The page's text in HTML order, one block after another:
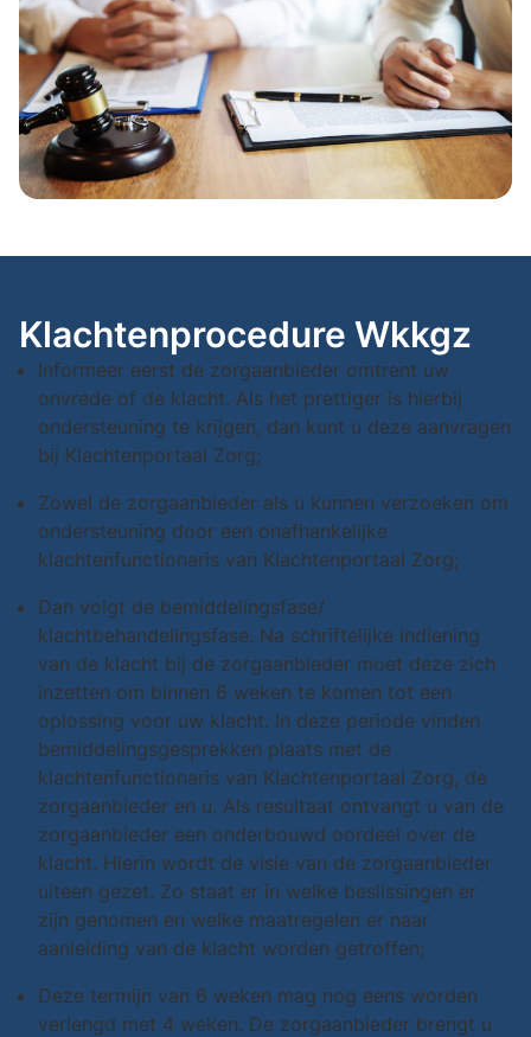
Klachtenprocedure Wkkgz
Informeer eerst de zorgaanbieder omtrent uw
onvrede of de klacht. Als het prettiger is hierbij
ondersteuning te krijgen, dan kunt u deze aanvragen
bij Klachtenportaal Zorg;
Zowel de zorgaanbieder als u kunnen verzoeken om
ondersteuning door een onafhankelijke
klachtenfunctionaris van Klachtenportaal Zorg;
Dan volgt de bemiddelingsfase/
klachtbehandelingsfase. Na schriftelijke indiening
van de klacht bij de zorgaanbieder moet deze zich
inzetten om binnen 6 weken te komen tot een
oplossing voor uw klacht. In deze periode vinden
bemiddelingsgesprekken plaats met de
klachtenfunctionaris van Klachtenportaal Zorg, de
zorgaanbieder en u. Als resultaat ontvangt u van de
zorgaanbieder een onderbouwd oordeel over de
klacht. Hierin wordt de visie van de zorgaanbieder
uiteen gezet. Zo staat er in welke beslissingen er
zijn genomen en welke maatregelen er naar
aanleiding van de klacht worden getroffen;
Deze termijn van 6 weken mag nog eens worden
verlengd met 4 weken. De zorgaanbieder brengt u